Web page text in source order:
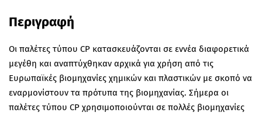
Περιγραφή
Οι παλέτες τύπου CP κατασκευάζονται σε εννέα διαφορετικά
μεγέθη και αναπτύχθηκαν αρχικά για χρήση από τις
Ευρωπαϊκές βιομηχανίες χημικών και πλαστικών με σκοπό να
εναρμονίστουν τα πρότυπα της βιομηχανίας. Σήμερα οι
παλέτες τύπου CP χρησιμοποιούνται σε πολλές βιομηχανίες